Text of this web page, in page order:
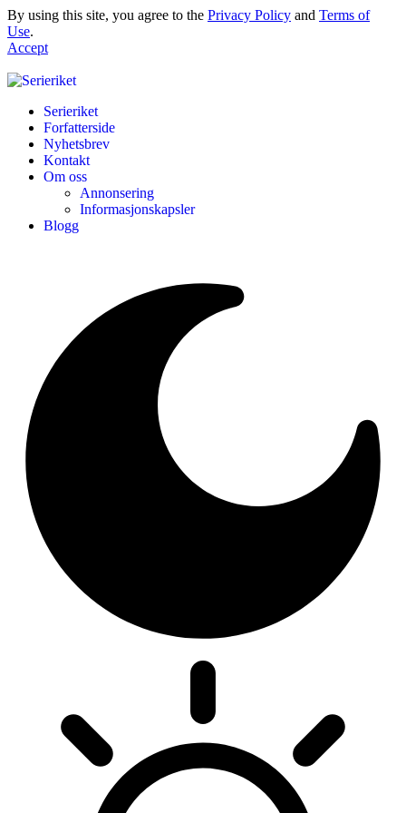
By using this site, you agree to the Privacy Policy and Terms of
Use.
Accept
Serieriket
Forfatterside
Nyhetsbrev
Kontakt
Om oss
Annonsering
Informasjonskapsler
Blogg